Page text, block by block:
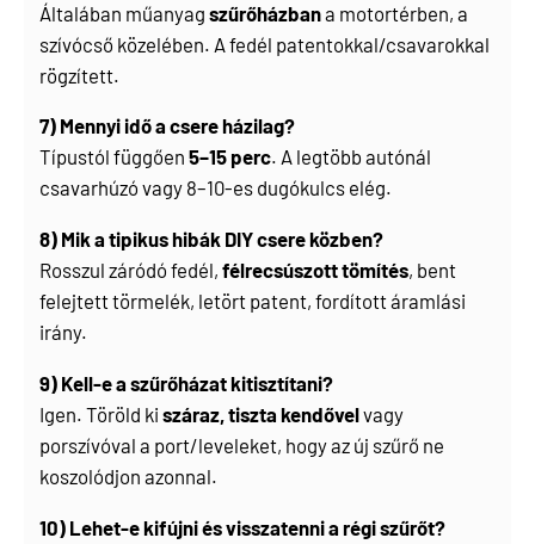
Általában műanyagszűrőházbana motortérben, a
szívócső közelében. A fedél patentokkal/csavarokkal
rögzített.
7) Mennyi idő a csere házilag?
Típustól függően5–15 perc. A legtöbb autónál
csavarhúzó vagy 8–10-es dugókulcs elég.
8) Mik a tipikus hibák DIY csere közben?
Rosszul záródó fedél,félrecsúszott tömítés, bent
felejtett törmelék, letört patent, fordított áramlási
irány.
9) Kell-e a szűrőházat kitisztítani?
Igen. Töröld kiszáraz, tiszta kendővelvagy
porszívóval a port/leveleket, hogy az új szűrő ne
koszolódjon azonnal.
10) Lehet-e kifújni és visszatenni a régi szűrőt?